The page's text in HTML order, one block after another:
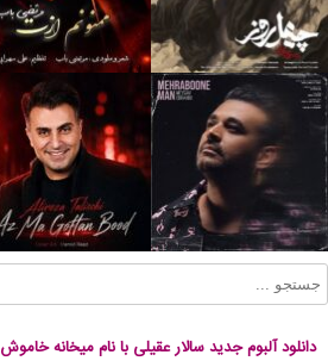
دانلود آلبوم جدید سالار عقیلی با نام میخانه خاموش